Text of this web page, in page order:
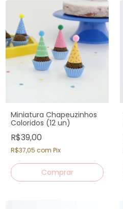
Miniatura Chapeuzinhos
Coloridos (12 un)
R$39,00
R$37,05 com Pix